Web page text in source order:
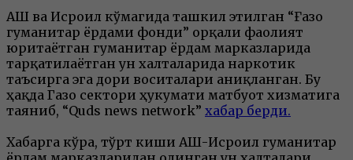
АҚШ ва Исроил кўмагида ташкил этилган “Ғазо
гуманитар ёрдами фонди” орқали фаолият
юритаётган гуманитар ёрдам марказларида
тарқатилаётган ун халталарида наркотик
таъсирга эга дори воситалари аниқланган. Бу
ҳақда Газо сектори ҳукумати матбуот хизматига
таяниб, “Quds news network” хабар берди.
Хабарга кўра, тўрт киши АҚШ-Исроил гуманитар